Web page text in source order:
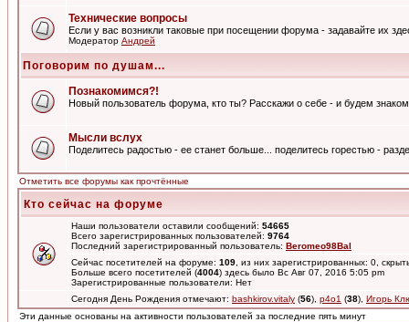
Технические вопросы
Если у вас возникли таковые при посещении форума - задавайте их
Модератор Андрей
Поговорим по душам...
Познакомимся?!
Новый пользователь форума, кто ты? Расскажи о себе - и будем
Мысли вслух
Поделитесь радостью - ее станет больше... поделитесь горестью -
Отметить все форумы как прочтённые
Кто сейчас на форуме
Наши пользователи оставили сообщений: 54665
Всего зарегистрированных пользователей: 9764
Последний зарегистрированный пользователь: Beromeo98Bal
Сейчас посетителей на форуме: 109 , из них зарегистрированных: 0,
Больше всего посетителей (4004) здесь было Вс Авг 07, 2016 5:05 pm
Зарегистрированные пользователи: Нет
Сегодня День Рождения отмечают: bashkirov.vitaly (56), p4o1 (38), Игорь
Эти данные основаны на активности пользователей за последние пять минут